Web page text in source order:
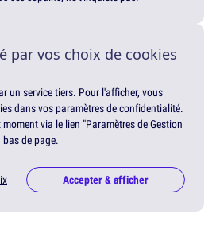
par vos choix de cookies
un service tiers. Pour l'afficher, vous
dans vos paramètres de confidentialité.
via le lien "Paramètres de Gestion
de page.
Accepter & afficher